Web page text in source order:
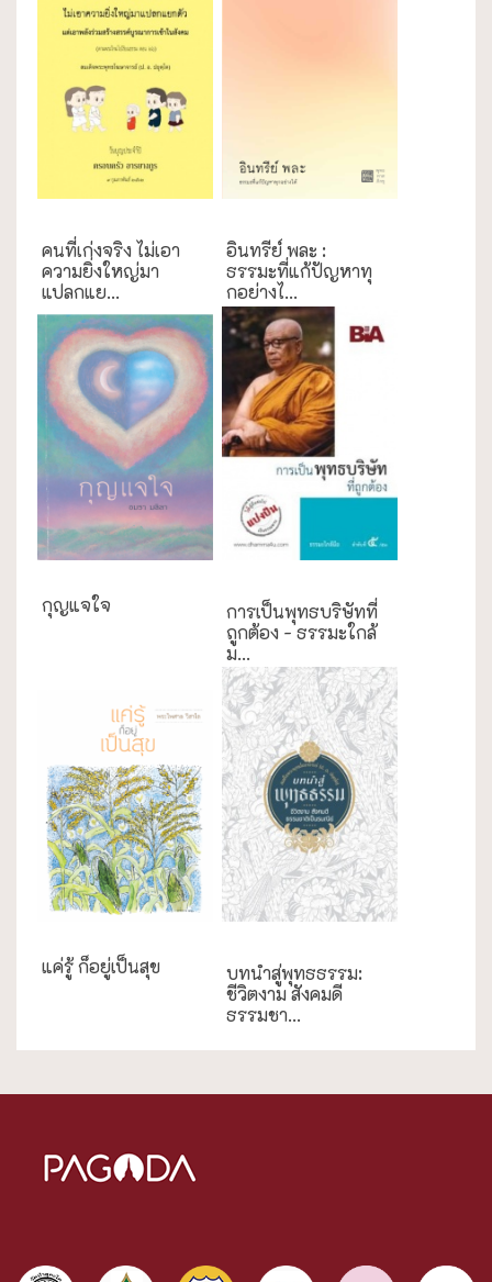
คนที่เก่งจริง ไม่เอา
ความยิ่งใหญ่มา
แปลกแย...
อินทรีย์ พละ :
ธรรมะที่แก้ปัญหาทุ
กอย่างไ...
กุญแจใจ
การเป็นพุทธบริษัทที่
ถูกต้อง - ธรรมะใกล้
ม...
แค่รู้ ก็อยู่เป็นสุข
บทนำสู่พุทธธรรม:
ชีวิตงาม สังคมดี
ธรรมชา...